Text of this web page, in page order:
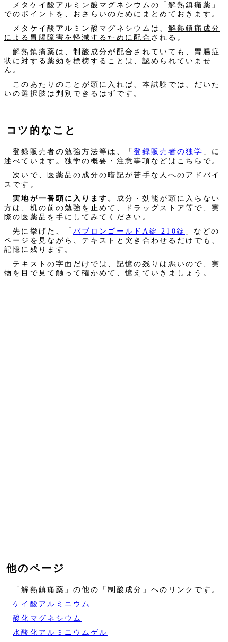
メタケイ酸アルミン酸マグネシウムの「解熱鎮痛薬」
でのポイントを、おさらいのためにまとめておきます。
メタケイ酸アルミン酸マグネシウムは、 解熱鎮痛成分
による胃腸障害を軽減するために配合 される。
解熱鎮痛薬は、制酸成分が配合されていても、
胃腸症
状に対する薬効を標榜することは、認められていませ
ん 。
このあたりのことが頭に入れば、本試験では、だいた
いの選択肢は判別できるはずです。
コツ的なこと
登録販売者の勉強方法等は、「 登録販売者の独学 」に
述べています。独学の概要・注意事項などはこちらで。
次いで、医薬品の成分の暗記が苦手な人へのアドバイ
スです。
実地が一番頭に入ります。 成分・効能が頭に入らない
方は、机の前の勉強を止めて、ドラッグストア等で、実
際の医薬品を手にしてみてください。
先に挙げた、「 パブロンゴールドA錠 210錠 」などの
ページを見ながら、テキストと突き合わせるだけでも、
記憶に残ります。
テキストの字面だけでは、記憶の残りは悪いので、実
物を目で見て触って確かめて、憶えていきましょう。
他のページ
「解熱鎮痛薬」の他の「制酸成分」へのリンクです。
ケイ酸アルミニウム
酸化マグネシウム
水酸化アルミニウムゲル